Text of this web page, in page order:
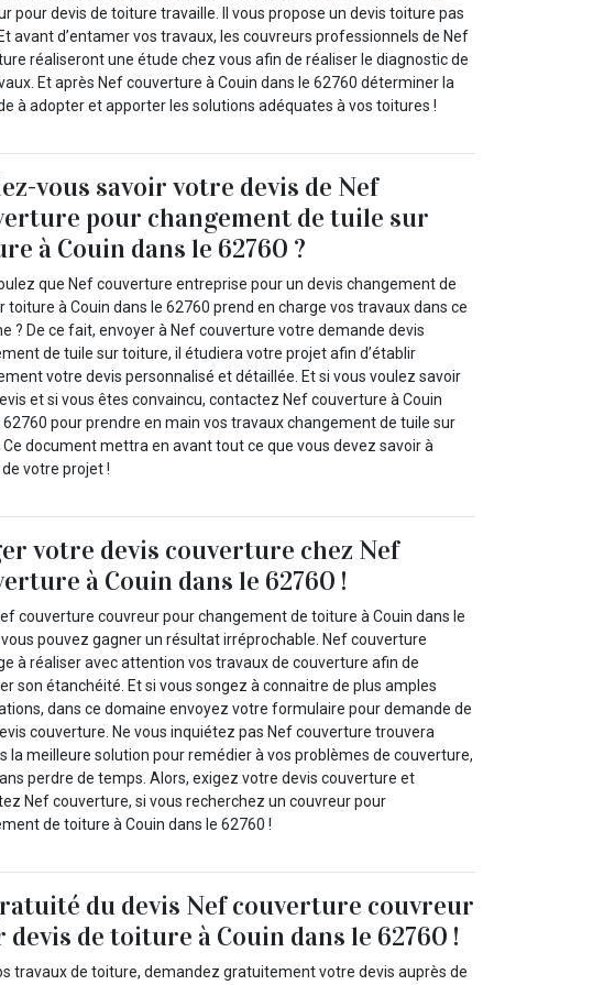
pour devis de toiture travaille. Il vous propose un devis toiture pas
avant d’entamer vos travaux, les couvreurs professionnels de Nef
réaliseront une étude chez vous afin de réaliser le diagnostic de
Et après Nef couverture à Couin dans le 62760 déterminer la
à adopter et apporter les solutions adéquates à vos toitures !
vous savoir votre devis de Nef
pour changement de tuile sur
à Couin dans le 62760 ?
que Nef couverture entreprise pour un devis changement de
toiture à Couin dans le 62760 prend en charge vos travaux dans ce
? De ce fait, envoyer à Nef couverture votre demande devis
de tuile sur toiture, il étudiera votre projet afin d’établir
votre devis personnalisé et détaillée. Et si vous voulez savoir
et si vous êtes convaincu, contactez Nef couverture à Couin
62760 pour prendre en main vos travaux changement de tuile sur
document mettra en avant tout ce que vous devez savoir à
votre projet !
votre devis couverture chez Nef
à Couin dans le 62760 !
couverture couvreur pour changement de toiture à Couin dans le
pouvez gagner un résultat irréprochable. Nef couverture
à réaliser avec attention vos travaux de couverture afin de
son étanchéité. Et si vous songez à connaitre de plus amples
dans ce domaine envoyez votre formulaire pour demande de
couverture. Ne vous inquiétez pas Nef couverture trouvera
la meilleure solution pour remédier à vos problèmes de couverture,
perdre de temps. Alors, exigez votre devis couverture et
Nef couverture, si vous recherchez un couvreur pour
de toiture à Couin dans le 62760 !
du devis Nef couverture couvreur
devis de toiture à Couin dans le 62760 !
travaux de toiture, demandez gratuitement votre devis auprès de